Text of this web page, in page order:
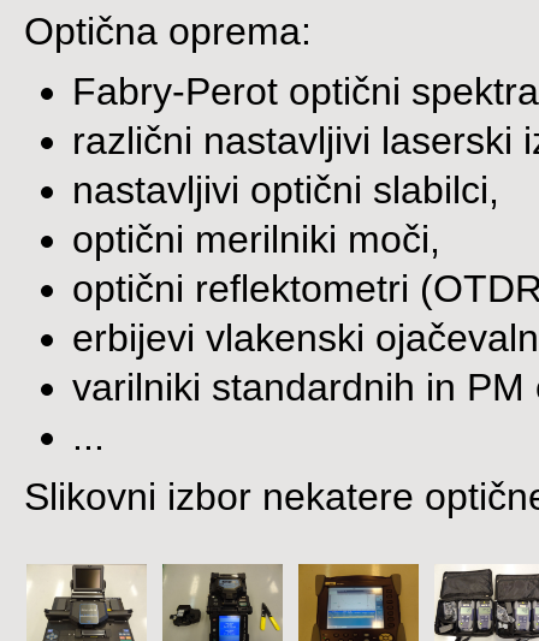
Optična oprema:
Fabry-Perot optični
različni nastavljivi laserski
nastavljivi optični slabilci,
optični merilniki moči,
optični reflektometri
erbijevi vlakenski
varilniki standardnih in PM
...
Slikovni izbor nekatere